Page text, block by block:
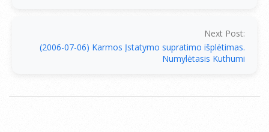
Next Post:
(2006-07-06) Karmos Įstatymo supratimo išplėtimas.
Numylėtasis Kuthumi